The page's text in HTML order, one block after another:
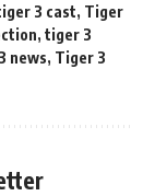
3 cast, Tiger
, tiger 3
news, Tiger 3